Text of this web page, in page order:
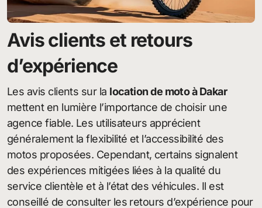
Avis clients et retours
d’expérience
Les avis clients sur la location de moto à Dakar
mettent en lumière l’importance de choisir une
agence fiable. Les utilisateurs apprécient
généralement la flexibilité et l’accessibilité des
motos proposées. Cependant, certains signalent
des expériences mitigées liées à la qualité du
service clientèle et à l’état des véhicules. Il est
conseillé de consulter les retours d’expérience pour